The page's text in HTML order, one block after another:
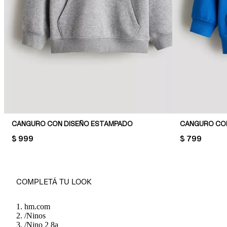
CANGURO CON DISEÑO ESTAMPADO
PRICE:
$ 999
CANGURO
PRICE:
$ 799
COMPLETÁ TU LOOK
hm.com
/Ninos
/Nino 2 8a